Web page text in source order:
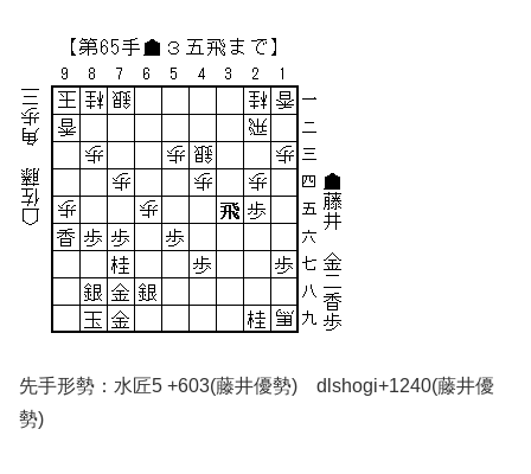
先手形勢：水匠5 +603(藤井優勢) dlshogi+1240(藤井優
勢)